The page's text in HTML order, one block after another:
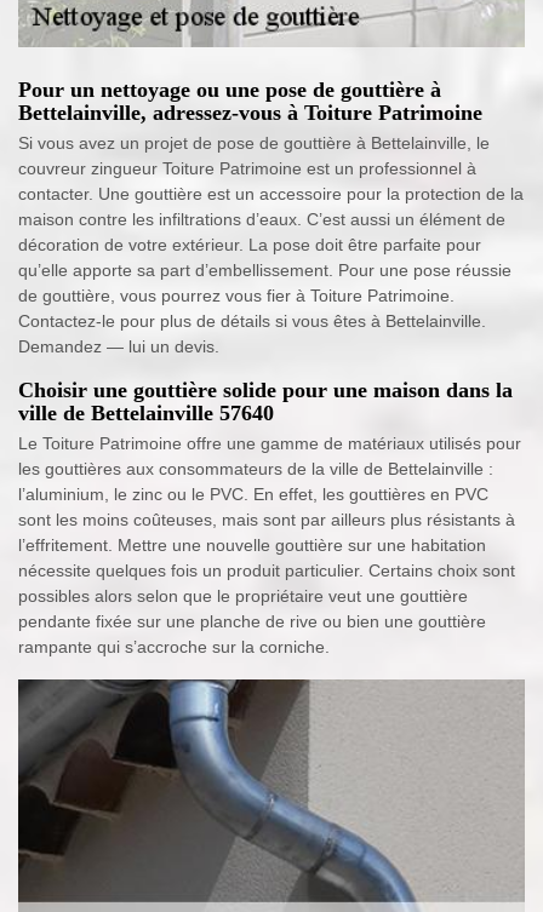
Pour un nettoyage ou une pose de gouttière à
Bettelainville, adressez-vous à Toiture Patrimoine
Si vous avez un projet de pose de gouttière à Bettelainville, le
couvreur zingueur Toiture Patrimoine est un professionnel à
contacter. Une gouttière est un accessoire pour la protection de la
maison contre les infiltrations d’eaux. C’est aussi un élément de
décoration de votre extérieur. La pose doit être parfaite pour
qu’elle apporte sa part d’embellissement. Pour une pose réussie
de gouttière, vous pourrez vous fier à Toiture Patrimoine.
Contactez-le pour plus de détails si vous êtes à Bettelainville.
Demandez — lui un devis.
Choisir une gouttière solide pour une maison dans la
ville de Bettelainville 57640
Le Toiture Patrimoine offre une gamme de matériaux utilisés pour
les gouttières aux consommateurs de la ville de Bettelainville :
l’aluminium, le zinc ou le PVC. En effet, les gouttières en PVC
sont les moins coûteuses, mais sont par ailleurs plus résistants à
l’effritement. Mettre une nouvelle gouttière sur une habitation
nécessite quelques fois un produit particulier. Certains choix sont
possibles alors selon que le propriétaire veut une gouttière
pendante fixée sur une planche de rive ou bien une gouttière
rampante qui s’accroche sur la corniche.